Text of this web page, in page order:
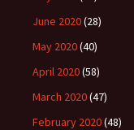
June 2020(28)
May 2020(40)
April 2020(58)
March 2020(47)
February 2020(48)